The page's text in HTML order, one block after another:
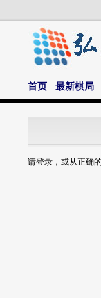
首页 最新棋局
请登录，或从正确